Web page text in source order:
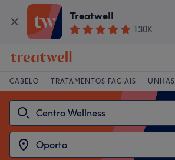
Treatwell
130K
CABELO TRATAMENTOS FACIAIS UNHAS